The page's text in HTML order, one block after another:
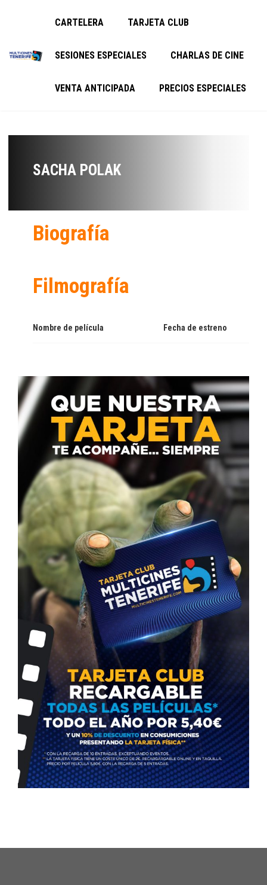
CARTELERA TARJETA CLUB
SESIONES ESPECIALES CHARLAS DE CINE
VENTA ANTICIPADA PRECIOS ESPECIALES
SACHA POLAK
Biografía
Filmografía
Nombre de película Fecha de estreno